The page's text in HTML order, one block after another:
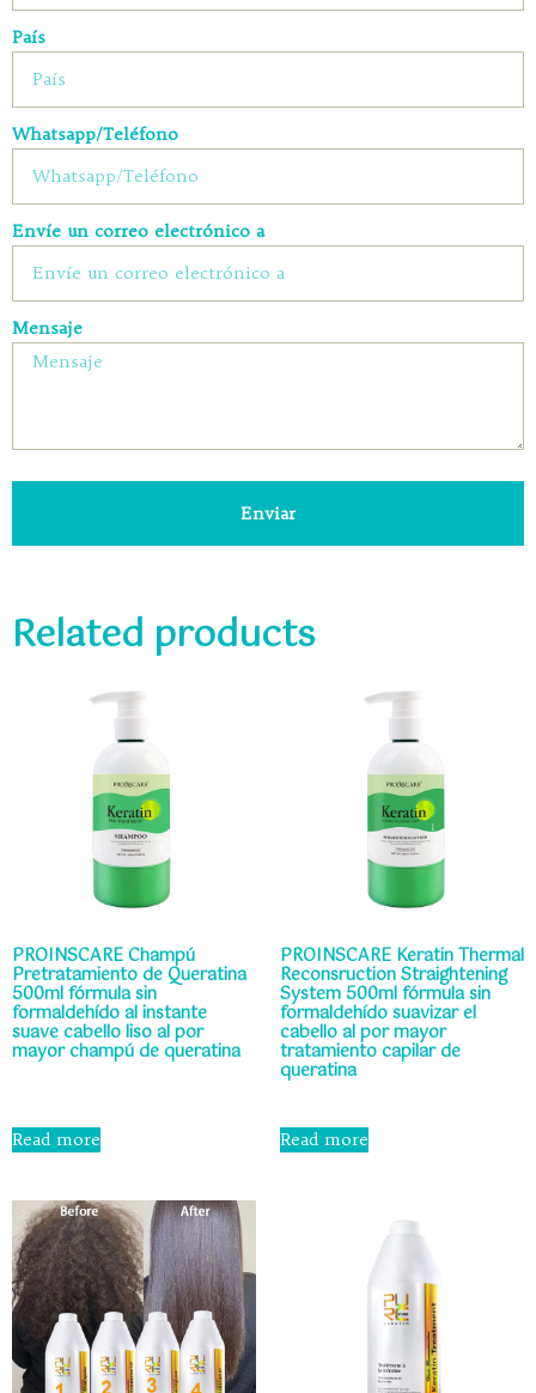
País
Whatsapp/Teléfono
Envíe un correo electrónico a
Mensaje
Enviar
Related products
PROINSCARE Champú
Pretratamiento de Queratina
500ml fórmula sin
formaldehído al instante
suave cabello liso al por
mayor champú de queratina
out
of
5
Read more
PROINSCARE Keratin Thermal
Reconsruction Straightening
System 500ml fórmula sin
formaldehído suavizar el
cabello al por mayor
tratamiento capilar de
queratina
0
out
Read more